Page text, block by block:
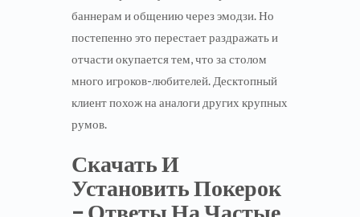
баннерам и общению через эмодзи. Но
постепенно это перестает раздражать и
отчасти окупается тем, что за столом
много игроков-любителей. Десктопный
клиент похож на аналоги других крупных
румов.
Скачать И
Установить Покерок
– Ответы На Частые